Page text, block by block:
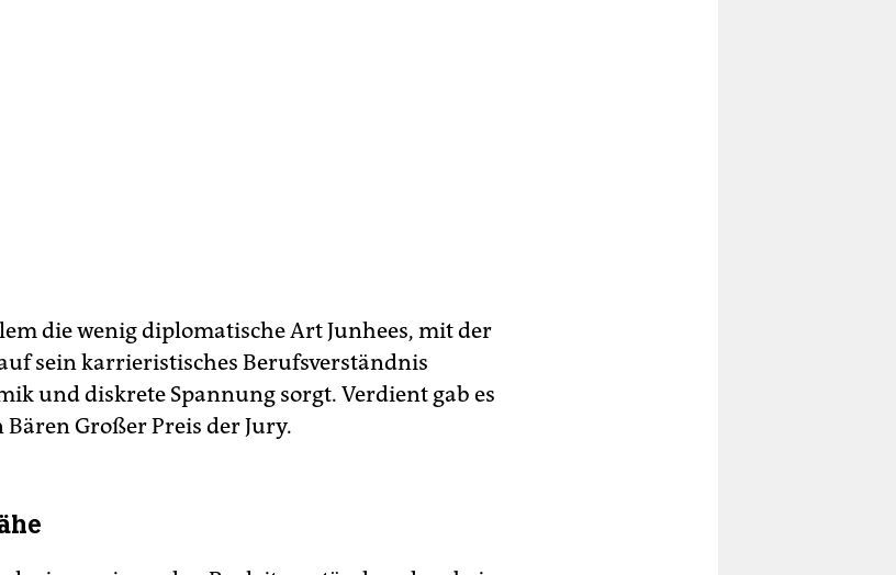
die wenig diplomatische Art Junhees, mit der
sein kar­rie­ristisches Berufsverständnis
und diskrete Spannung sorgt. Verdient gab es
Großer Preis der Jury.